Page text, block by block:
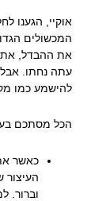
המכשולים
את ההבדל,
עתה נחתו. אבל
להישמע כמו
הכל מסתכם
כאשר
העיצור
וברור.